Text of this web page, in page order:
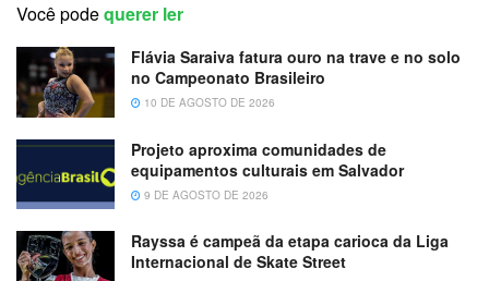
Você podequerer ler
Flávia Saraiva fatura ouro na trave e no solo
no Campeonato Brasileiro
10 DE AGOSTO DE 2026
Projeto aproxima comunidades de
equipamentos culturais em Salvador
9 DE AGOSTO DE 2026
Rayssa é campeã da etapa carioca da Liga
Internacional de Skate Street